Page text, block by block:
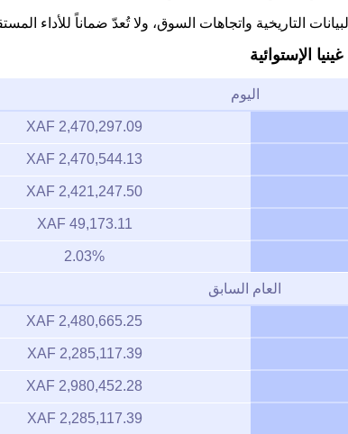
التاريخية واتجاهات السوق، ولا تُعدّ ضماناً للأداء
الإستوائية
اليوم
2,470,297.09 XAF
2,470,544.13 XAF
2,421,247.50 XAF
49,173.11 XAF
2.03%
العام السابق
2,480,665.25 XAF
2,285,117.39 XAF
2,980,452.28 XAF
2,285,117.39 XAF